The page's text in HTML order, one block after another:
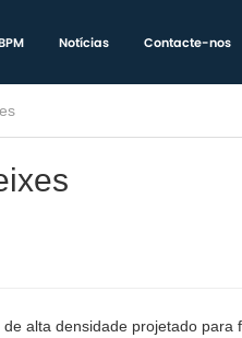
Notícias Contacte-nos
alta densidade projetado para